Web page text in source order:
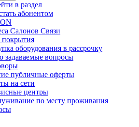
в раздел
абонентом
Салонов Связи
покрытия
оборудования в рассрочку
задаваемые вопросы
публичные оферты
на сети
центры
по месту проживания